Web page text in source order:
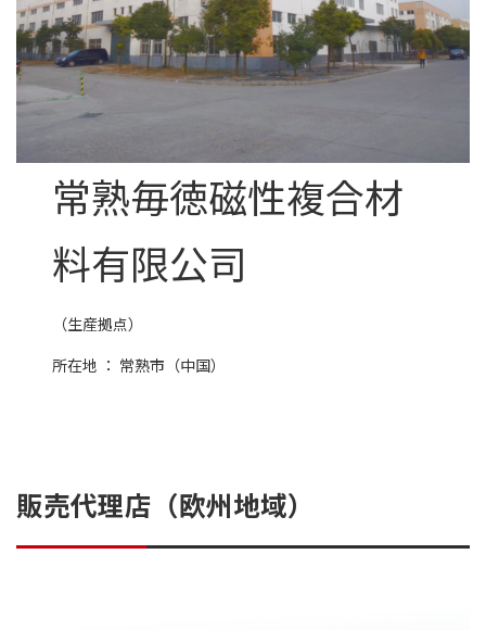
常熟毎徳磁性複合材
料有限公司
（生産拠点）
所在地 ： 常熟市（中国）
販売代理店（欧州地域）